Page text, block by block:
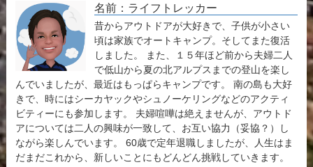
名前：ライフトレッカー
昔からアウトドアが大好きで、子供が小さい
頃は家族でオートキャンプ。そしてまた復活
しました。 また、１５年ほど前から夫婦二人
で低山から夏の北アルプスまでの登山を楽し
んでいましたが、最近はもっぱらキャンプです。 南の島も大好
きで、時にはシーカヤックやシュノーケリングなどのアクティ
ビティーにも参加します。 夫婦喧嘩は絶えませんが、アウトド
アについては二人の興味が一致して、お互い協力（妥協？）し
ながら楽しんでいます。 60歳で定年退職しましたが、人生はま
だまだこれから、新しいことにもどんどん挑戦していきます。